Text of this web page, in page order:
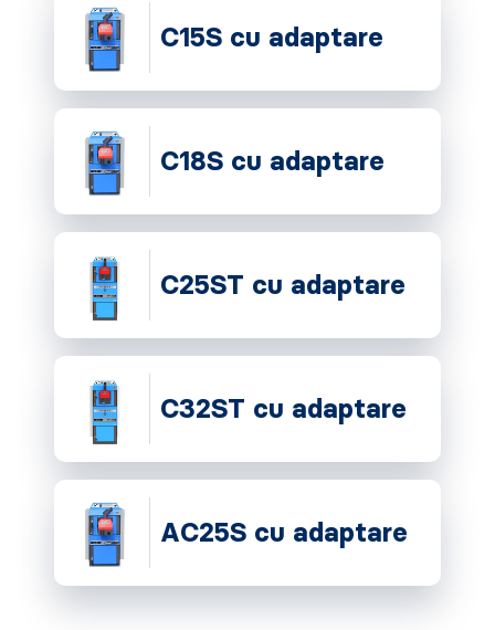
C15S cu adaptare
C18S cu adaptare
C25ST cu adaptare
C32ST cu adaptare
AC25S cu adaptare